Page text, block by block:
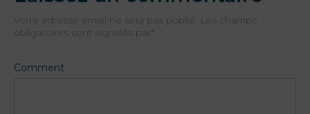
Localisation
Votre adresse email ne sera pas publié. Les champs
obligatoires sont signalés par *
Comment